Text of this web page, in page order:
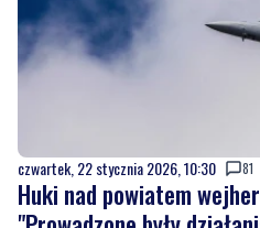
Huki nad powiatem
"Prowadzone były
Słyszalne huki m.in. nad
wejherowskiego spowodowane były przelotem odrzutowców. - W
rejonie Bałtyku południowego